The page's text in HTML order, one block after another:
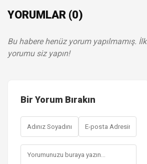
YORUMLAR (0)
Bu habere henüz yorum yapılmamış. İlk
yorumu siz yapın!
Bir Yorum Bırakın